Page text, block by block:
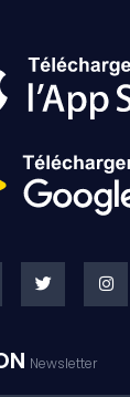
Newsletter